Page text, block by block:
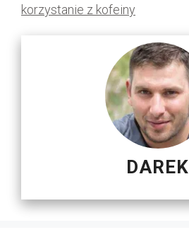
korzystanie z kofeiny
DAREK